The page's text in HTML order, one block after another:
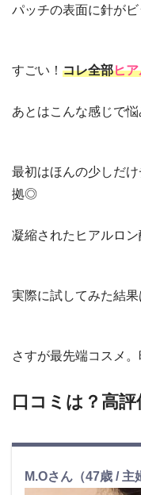
パッチの表面に針が
すごい！ コレ全部ヒ
あとはこんな感じで
最初はほんの少しだ
拠◎
凝縮されたヒアルロ
実際に試してみた結
さすが最先端コスメ
口コミは？高
M.Oさん（47歳 / 主